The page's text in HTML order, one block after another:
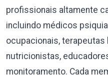
profissionais altamente
incluindo médicos
ocupacionais,
nutricionistas,
monitoramento. Cada